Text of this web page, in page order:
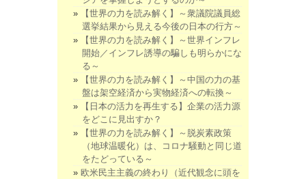
【世界の力を読み解く】～衆議院議員総
選挙結果から見える今後の日本の行方～
【世界の力を読み解く】～世界インフレ
開始／インフレ誘導の騙しも明らかにな
る～
【世界の力を読み解く】～中国の力の基
盤は架空経済から実物経済への転換～
【日本の活力を再生する】企業の活力源
をどこに見出すか？
【世界の力を読み解く】～脱炭素政策
（地球温暖化）は、コロナ騒動と同じ道
をたどっている～
欧米民主主義の終わり（近代観念に頭を